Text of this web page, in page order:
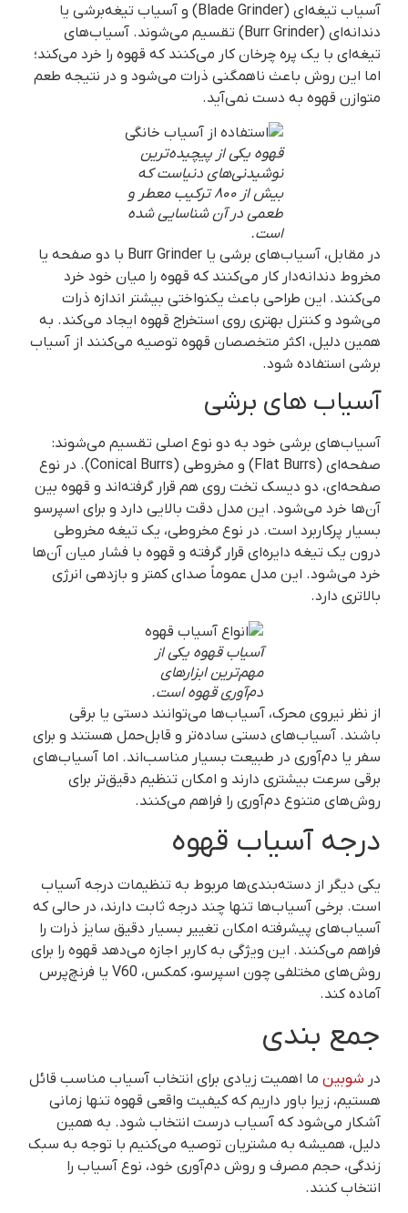
آسیاب تیغه‌ای (Blade Grinder) و آسیاب تیغه‌برشی یا
دندانه‌ای (Burr Grinder) تقسیم می‌شوند. آسیاب‌های
تیغه‌ای با یک پره چرخان کار می‌کنند که قهوه را خرد می‌کند؛
اما این روش باعث ناهمگنی ذرات می‌شود و در نتیجه طعم
متوازن قهوه به دست نمی‌آید.
قهوه یکی از پیچیده‌ترین
نوشیدنی‌های دنیاست که
بیش از ۸۰۰ ترکیب معطر و
طعمی در آن شناسایی شده
است.
در مقابل، آسیاب‌های برشی یا Burr Grinder با دو صفحه یا
مخروط دندانه‌دار کار می‌کنند که قهوه را میان خود خرد
می‌کنند. این طراحی باعث یکنواختی بیشتر اندازه ذرات
می‌شود و کنترل بهتری روی استخراج قهوه ایجاد می‌کند. به
همین دلیل، اکثر متخصصان قهوه توصیه می‌کنند از آسیاب
برشی استفاده شود.
آسیاب های برشی
آسیاب‌های برشی خود به دو نوع اصلی تقسیم می‌شوند:
صفحه‌ای (Flat Burrs) و مخروطی (Conical Burrs). در نوع
صفحه‌ای، دو دیسک تخت روی هم قرار گرفته‌اند و قهوه بین
آن‌ها خرد می‌شود. این مدل دقت بالایی دارد و برای اسپرسو
بسیار پرکاربرد است. در نوع مخروطی، یک تیغه مخروطی
درون یک تیغه دایره‌ای قرار گرفته و قهوه با فشار میان آن‌ها
خرد می‌شود. این مدل عموماً صدای کمتر و بازدهی انرژی
بالاتری دارد.
آسیاب قهوه یکی از
مهم‌ترین ابزارهای
دم‌آوری قهوه است.
از نظر نیروی محرک، آسیاب‌ها می‌توانند دستی یا برقی
باشند. آسیاب‌های دستی ساده‌تر و قابل‌حمل هستند و برای
سفر یا دم‌آوری در طبیعت بسیار مناسب‌اند. اما آسیاب‌های
برقی سرعت بیشتری دارند و امکان تنظیم دقیق‌تر برای
روش‌های متنوع دم‌آوری را فراهم می‌کنند.
درجه آسیاب قهوه
یکی دیگر از دسته‌بندی‌ها مربوط به تنظیمات درجه آسیاب
است. برخی آسیاب‌ها تنها چند درجه ثابت دارند، در حالی که
آسیاب‌های پیشرفته امکان تغییر بسیار دقیق سایز ذرات را
فراهم می‌کنند. این ویژگی به کاربر اجازه می‌دهد قهوه را برای
روش‌های مختلفی چون اسپرسو، کمکس، V60 یا فرنچ‌پرس
آماده کند.
جمع بندی
در شوبین ما اهمیت زیادی برای انتخاب آسیاب مناسب قائل
هستیم، زیرا باور داریم که کیفیت واقعی قهوه تنها زمانی
آشکار می‌شود که آسیاب درست انتخاب شود. به همین
دلیل، همیشه به مشتریان توصیه می‌کنیم با توجه به سبک
زندگی، حجم مصرف و روش دم‌آوری خود، نوع آسیاب را
انتخاب کنند.